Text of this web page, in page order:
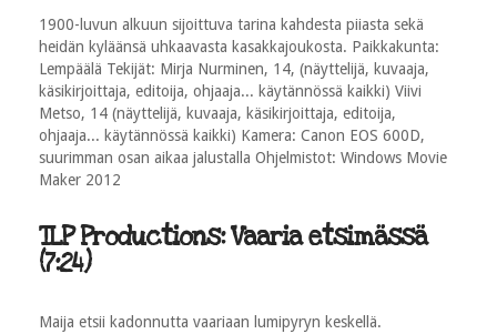
1900-luvun alkuun sijoittuva tarina kahdesta piiasta sekä
heidän kyläänsä uhkaavasta kasakkajoukosta. Paikkakunta:
Lempäälä Tekijät: Mirja Nurminen, 14, (näyttelijä, kuvaaja,
käsikirjoittaja, editoija, ohjaaja... käytännössä kaikki) Viivi
Metso, 14 (näyttelijä, kuvaaja, käsikirjoittaja, editoija,
ohjaaja... käytännössä kaikki) Kamera: Canon EOS 600D,
suurimman osan aikaa jalustalla Ohjelmistot: Windows Movie
Maker 2012
TLP Productions: Vaaria etsimässä
(7:24)
Maija etsii kadonnutta vaariaan lumipyryn keskellä.